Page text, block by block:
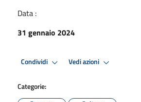
Data :
31 gennaio 2024
Condividi Vedi azioni
Categorie: